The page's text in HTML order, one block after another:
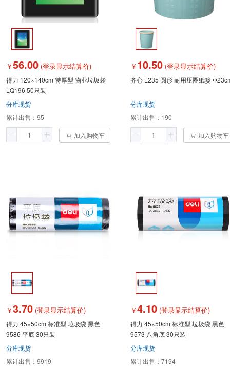
￥56.00 (登录显示结算价)
得力 120×140cm 特厚型 物业垃圾袋
LQ196 50只装
分库现货
累计出售： 95
加入购物车
￥ 10.50 (登录显示结算价)
齐心 L235 圆形 耐用压圈纸篓
分库现货
累计出售： 190
加入购物车
￥3.70 (登录显示结算价)
得力 45×50cm 标准型 垃圾袋 黑色
9586 平底 30只装
分库现货
累计出售： 9919
￥4.10 (登录显示结算价)
得力 45×50cm 标准型 垃圾袋 黑色
9573 八角底 30只装
分库现货
累计出售： 7194